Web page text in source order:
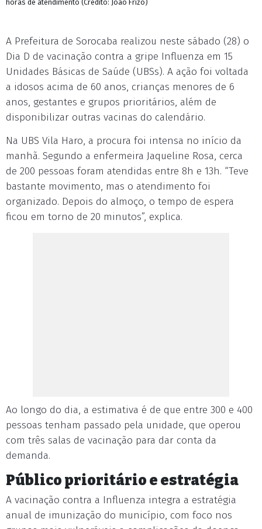
horas de atendimento (Crédito: João Frizo)
A Prefeitura de Sorocaba realizou neste sábado (28) o
Dia D de vacinação contra a gripe Influenza em 15
Unidades Básicas de Saúde (UBSs). A ação foi voltada
a idosos acima de 60 anos, crianças menores de 6
anos, gestantes e grupos prioritários, além de
disponibilizar outras vacinas do calendário.
Na UBS Vila Haro, a procura foi intensa no início da
manhã. Segundo a enfermeira Jaqueline Rosa, cerca
de 200 pessoas foram atendidas entre 8h e 13h. “Teve
bastante movimento, mas o atendimento foi
organizado. Depois do almoço, o tempo de espera
ficou em torno de 20 minutos”, explica.
Ao longo do dia, a estimativa é de que entre 300 e 400
pessoas tenham passado pela unidade, que operou
com três salas de vacinação para dar conta da
demanda.
Público prioritário e estratégia
A vacinação contra a Influenza integra a estratégia
anual de imunização do município, com foco nos